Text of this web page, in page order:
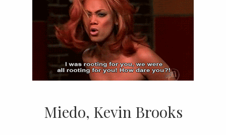
Miedo, Kevin Brooks